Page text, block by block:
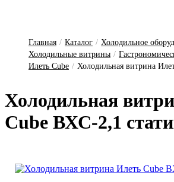
Главная / Каталог / Холодильное
Холодильные витрины /
Илеть Cube / Холодильная витрина
Хо­ло­диль­ная
Cube ВХС-2,1